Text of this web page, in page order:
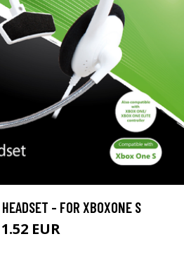
- FOR XBOXONE S
EUR